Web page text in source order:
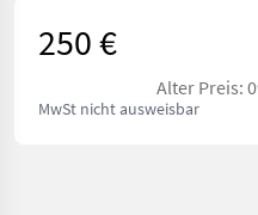
250 €
Alter Preis:
MwSt nicht ausweisbar